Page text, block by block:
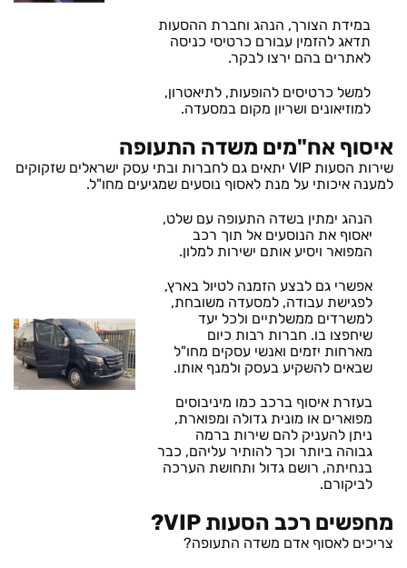
במידת הצורך, הנהג וחברת ההסעות
תדאג להזמין עבורם כרטיסי כניסה
לאתרים בהם ירצו לבקר.
למשל כרטיסים להופעות, לתיאטרון,
למוזיאונים ושריון מקום במסעדה.
איסוף אח"מים משדה התעופה
שירות הסעות VIP יתאים גם לחברות ובתי עסק ישראלים שזקוקים
למענה איכותי על מנת לאסוף נוסעים שמגיעים מחו"ל.
הנהג ימתין בשדה התעופה עם שלט,
יאסוף את הנוסעים אל תוך רכב
המפואר ויסיע אותם ישירות למלון.
אפשרי גם לבצע הזמנה לטיול בארץ,
לפגישת עבודה, למסעדה משובחת,
למשרדים ממשלתיים ולכל יעד
שיחפצו בו. חברות רבות כיום
מארחות יזמים ואנשי עסקים מחו"ל
שבאים להשקיע בעסק ולמנף אותו.
בעזרת איסוף ברכב כמו מיניבוסים
מפוארים או מונית גדולה ומפוארת,
ניתן להעניק להם שירות ברמה
גבוהה ביותר וכך להותיר עליהם, כבר
בנחיתה, רושם גדול ותחושת הערכה
לביקורם.
מחפשים רכב הסעות VIP?
צריכים לאסוף אדם משדה התעופה?